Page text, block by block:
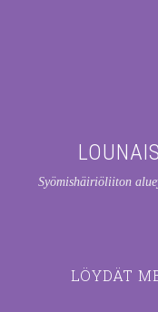
Syömishäiriöliiton
LÖYDÄT